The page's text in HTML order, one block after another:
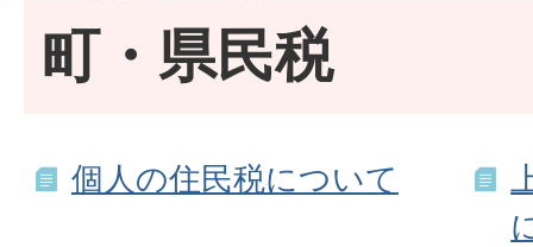
町・県民税
個人の住民税について